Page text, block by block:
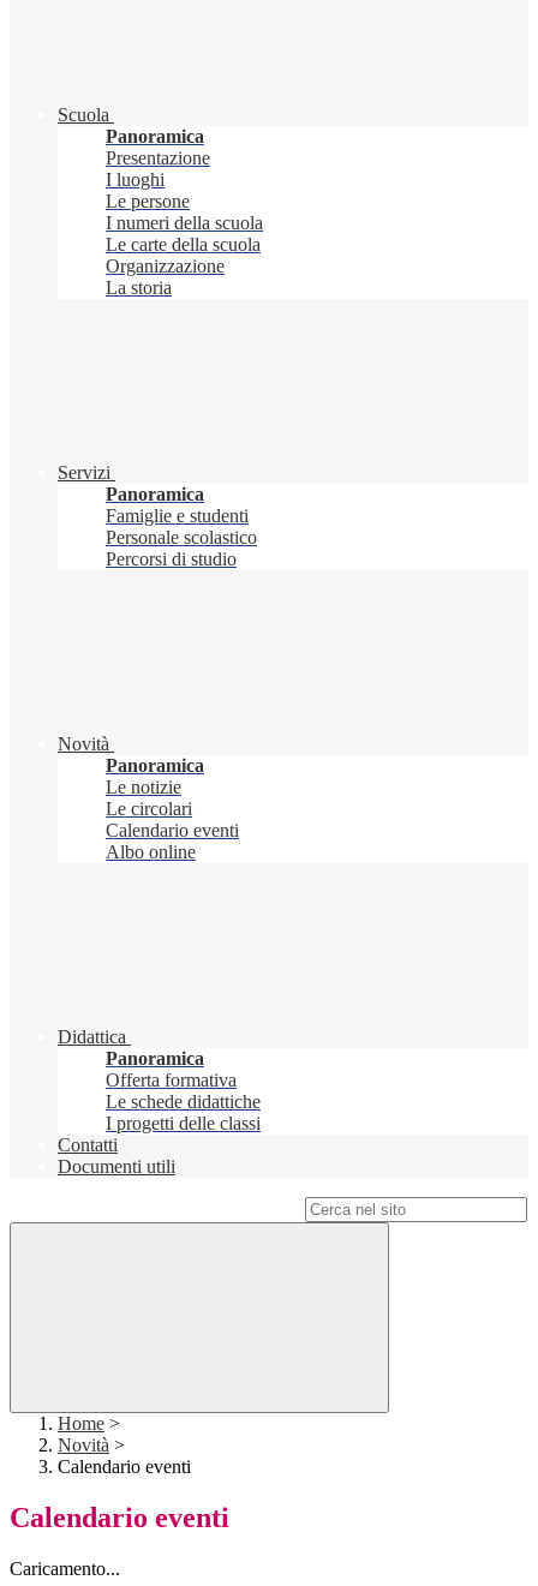
Scuola
Panoramica
Presentazione
I luoghi
Le persone
I numeri della scuola
Le carte della scuola
Organizzazione
La storia
Servizi
Panoramica
Famiglie e studenti
Personale scolastico
Percorsi di studio
Novità
Panoramica
Le notizie
Le circolari
Calendario eventi
Albo online
Didattica
Panoramica
Offerta formativa
Le schede didattiche
I progetti delle classi
Contatti
Documenti utili
Home >
Novità >
Calendario eventi
Calendario eventi
Caricamento...